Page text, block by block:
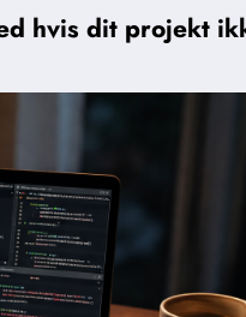
hvis dit projekt